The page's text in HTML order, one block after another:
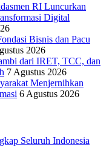
RI Luncurkan
Digital
Bisnis dan Pacu
2026
dari IRET, TCC, dan
7 Agustus 2026
Menjernihkan
6 Agustus 2026